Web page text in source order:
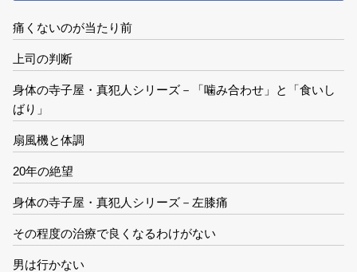
痛くないのが当たり前
上司の判断
身体の寺子屋・真犯人シリーズ－「噛み合わせ」と「食いし
ばり」
扇風機と体調
20年の絶望
身体の寺子屋・真犯人シリーズ－左膝痛
その程度の治療で良くなるわけがない
男は行かない